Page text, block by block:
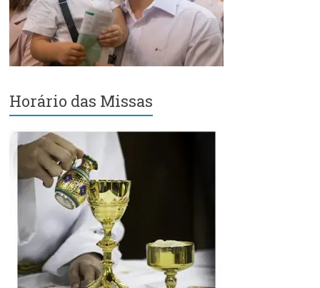
Sé
–
Setor
Horário das Missas